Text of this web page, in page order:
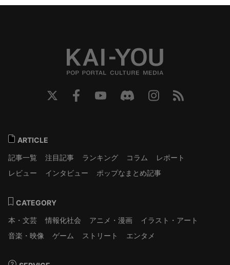
ARTICLE
記事一覧
注目記事 ランキング コラム
レポート
レビュー
インタビュー ポップなまとめ記事
CATEGORY
本・文芸
情報化社会 アニメ・漫画
イラスト・アート
音楽・映像
ゲーム ストリート エンタメ